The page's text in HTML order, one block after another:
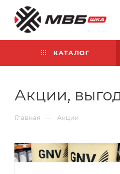
КАТАЛОГ
Акции,
Главная — Акции